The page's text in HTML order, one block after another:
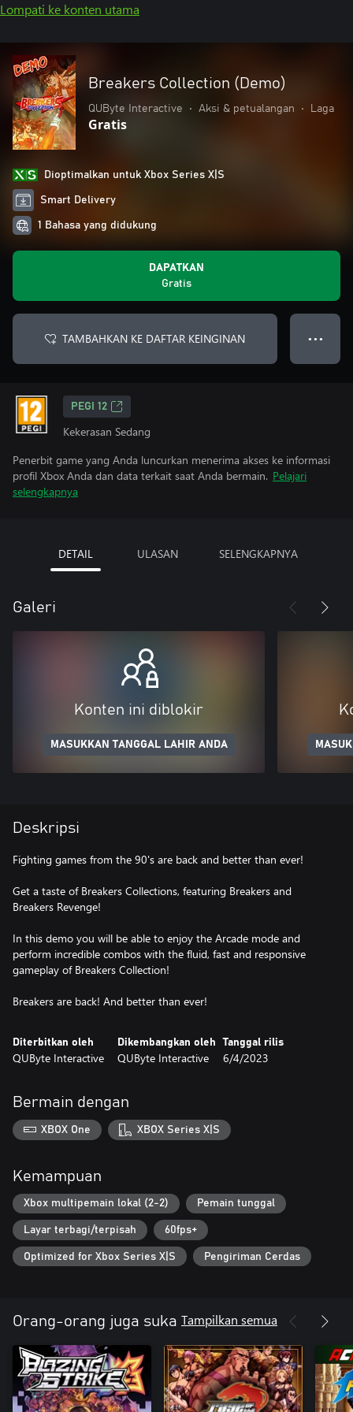
Lompati ke konten utama
Breakers Collection (Demo)
QUByte Interactive • Aksi & petualangan • Laga
Gratis
Dioptimalkan untuk Xbox Series X|S
Smart Delivery
1 Bahasa yang didukung
DAPATKAN
Gratis
TAMBAHKAN KE DAFTAR KEINGINAN ● ● ●
PEGI 12
Kekerasan Sedang
Penerbit game yang Anda luncurkan menerima akses ke informasi
profil Xbox Anda dan data terkait saat Anda bermain. Pelajari
selengkapnya
DETAIL ULASAN SELENGKAPNYA
Galeri
Konten ini diblokir
MASUKKAN TANGGAL LAHIR ANDA
Deskripsi
Fighting games from the 90's are back and better than ever!
Get a taste of Breakers Collections, featuring Breakers and
Breakers Revenge!
In this demo you will be able to enjoy the Arcade mode and
perform incredible combos with the fluid, fast and responsive
gameplay of Breakers Collection!
Breakers are back! And better than ever!
Diterbitkan oleh
QUByte Interactive
Dikembangkan oleh
QUByte Interactive
Tanggal rilis
6/4/2023
Bermain dengan
XBOX One XBOX Series X|S
Kemampuan
Xbox multipemain lokal (2-2) Pemain tunggal
Layar terbagi/terpisah 60fps+
Optimized for Xbox Series X|S Pengiriman Cerdas
Orang-orang juga suka Tampilkan semua